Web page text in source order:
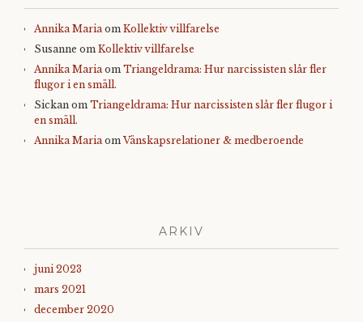
Annika Mariaom Kollektiv villfarelse
Susanne om Kollektiv villfarelse
Annika Mariaom Triangeldrama: Hur narcissisten slår fler
flugor i en smäll.
Sickan om Triangeldrama: Hur narcissisten slår fler flugor i
en smäll.
Annika MariaomVänskapsrelationer & medberoende
ARKIV
juni 2023
mars 2021
december 2020